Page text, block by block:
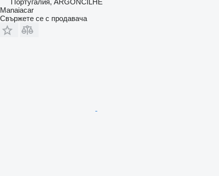
Manaiacar
Свържете се с продавача